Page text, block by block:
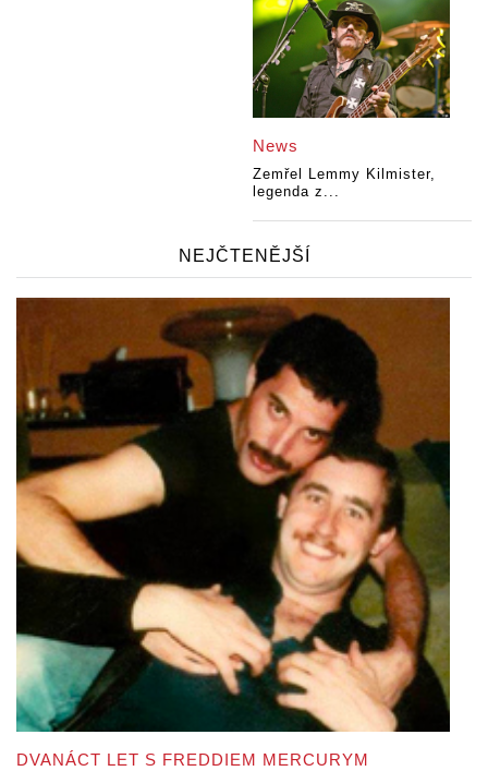
News
Zemřel Lemmy Kilmister,
legenda z...
NEJČTENĚJŠÍ
DVANÁCT LET S FREDDIEM MERCURYM